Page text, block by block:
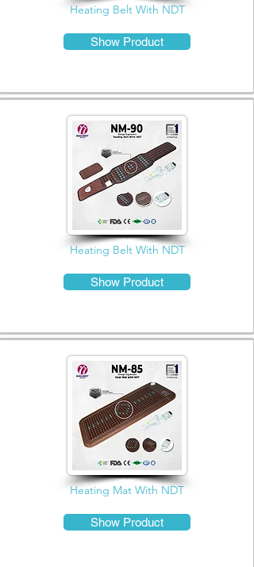
Heating Belt With NDT
Show Product
Heating Belt With NDT
Show Product
Heating Mat With NDT
Show Product